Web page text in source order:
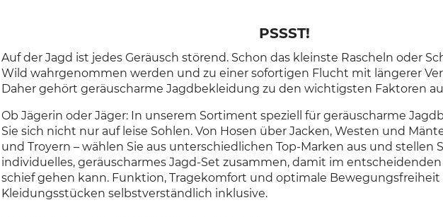
PSSST!
Auf der Jagd ist jedes Geräusch störend. Schon das kleinste Rascheln oder
Wild wahrgenommen werden und zu einer sofortigen Flucht mit längerer
Daher gehört geräuscharme Jagdbekleidung zu den wichtigsten Faktoren
Ob Jägerin oder Jäger: In unserem Sortiment speziell für geräuscharme
Sie sich nicht nur auf leise Sohlen. Von Hosen über Jacken, Westen und
und Troyern – wählen Sie aus unterschiedlichen Top-Marken aus und stellen
individuelles, geräuscharmes Jagd-Set zusammen, damit im
schief gehen kann. Funktion, Tragekomfort und optimale Bewegungsfreiheit
Kleidungsstücken selbstverständlich inklusive.